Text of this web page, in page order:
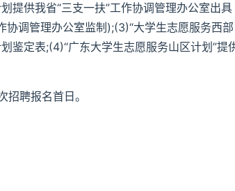
提供我省“三支一扶”工作协调管理办公室出具
协调管理办公室监制);(3)“大学生志愿服务西部
鉴定表;(4)“广东大学生志愿服务山区计划”提
聘报名首日。